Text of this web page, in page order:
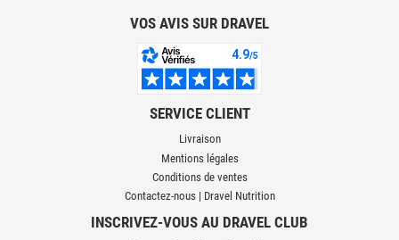
VOS AVIS SUR DRAVEL
SERVICE CLIENT
Livraison
Mentions légales
Conditions de ventes
Contactez-nous | Dravel Nutrition
INSCRIVEZ-VOUS AU DRAVEL CLUB